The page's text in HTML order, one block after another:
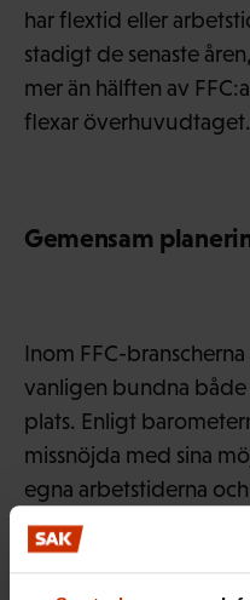
har flextid eller
stadigt de senaste
mer än hälften av
flexar överhuvudtaget.
Gemensam
Inom FFC-
vanligen bundna både
plats. Enligt
missnöjda med sina
egna arbetstiderna